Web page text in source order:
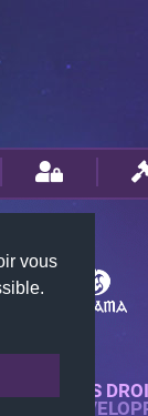
vous
TOUS